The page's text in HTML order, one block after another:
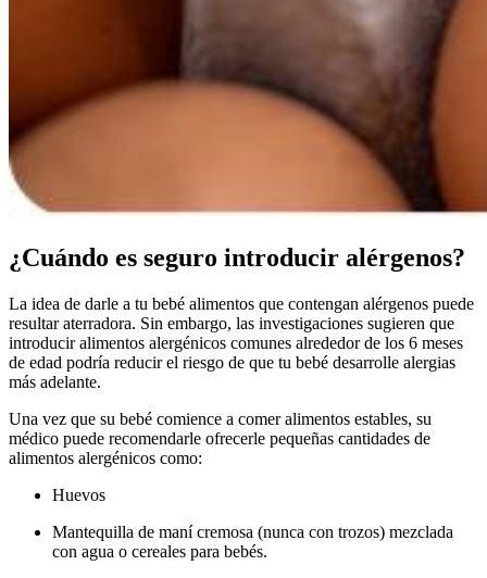
¿Cuándo es seguro introducir alérgenos?
La idea de darle a tu bebé alimentos que contengan alérgenos puede
resultar aterradora. Sin embargo, las investigaciones sugieren que
introducir alimentos alergénicos comunes alrededor de los 6 meses
de edad podría reducir el riesgo de que tu bebé desarrolle alergias
más adelante.
Una vez que su bebé comience a comer alimentos estables, su
médico puede recomendarle ofrecerle pequeñas cantidades de
alimentos alergénicos como:
Huevos
Mantequilla de maní cremosa (nunca con trozos) mezclada
con agua o cereales para bebés.